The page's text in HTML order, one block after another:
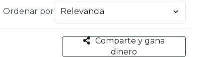
«Teatro del puelo», compañía patrocinada
en los años 30. Exiliado en
en 1964.
Ordenar por
Comparte y gana
dinero